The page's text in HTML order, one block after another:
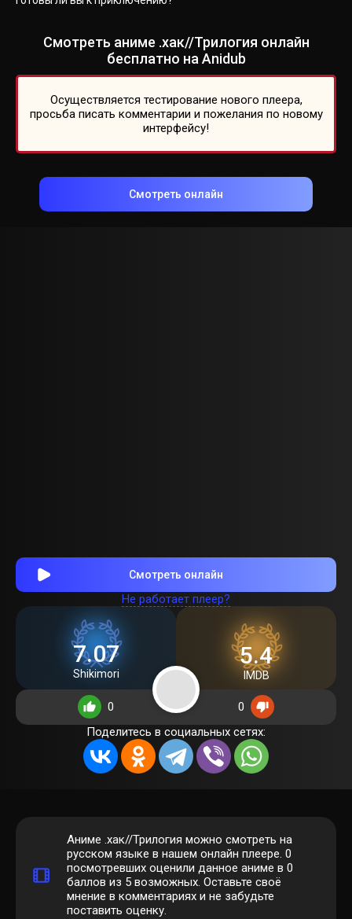
Смотреть аниме .хак//Трилогия онлайн
бесплатно на Anidub
Осуществляется тестирование нового плеера,
просьба писать комментарии и пожелания по новому
интерфейсу!
Смотреть онлайн
Смотреть онлайн
Не работает плеер?
7.07
Shikimori
5.4
IMDB
0
0
Поделитесь в социальных сетях:
Аниме .хак//Трилогия можно смотреть на
русском языке в нашем онлайн плеере. 0
посмотревших оценили данное аниме в 0
баллов из 5 возможных. Оставьте своё
мнение в комментариях и не забудьте
поставить оценку.